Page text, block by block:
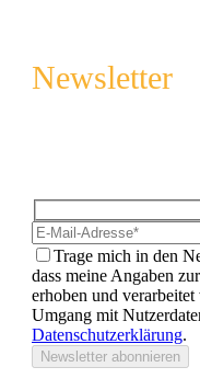
Newsletter
Hidden
fields
Trage mich in den
dass meine Angaben
erhoben und
Umgang mit
Datenschutzerklärung.